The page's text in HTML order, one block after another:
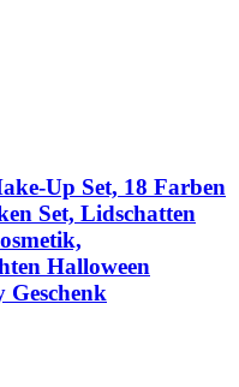
Up Set, 18 Farben
Set, Lidschatten
Halloween
Geschenk